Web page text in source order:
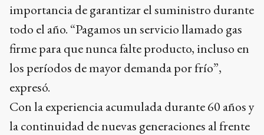
importancia de garantizar el suministro durante
todo el año. “Pagamos un servicio llamado gas
firme para que nunca falte producto, incluso en
los períodos de mayor demanda por frío”,
expresó.
Con la experiencia acumulada durante 60 años y
la continuidad de nuevas generaciones al frente